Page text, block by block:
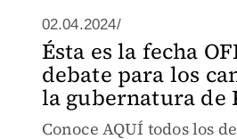
02.04.2024/
Ésta es la fecha
debate para los
la gubernatura de
Conoce AQUÍ todos los